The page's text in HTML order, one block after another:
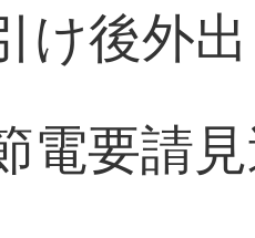
け後外
電要請